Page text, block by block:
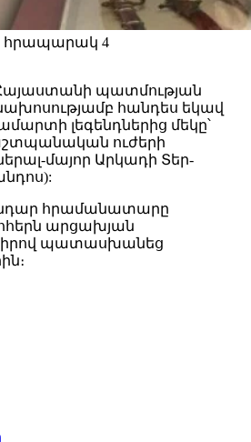
հրապարակ 4
Հայաստանի պատմության
հանդես եկավ
լեգենդներից մեկը՝
ուժերի
մայոր Արկադի Տեր-
հրամանատարը
արցախյան
պատասխանեց